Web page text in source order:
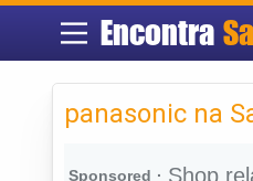
Encontra
panasonic na